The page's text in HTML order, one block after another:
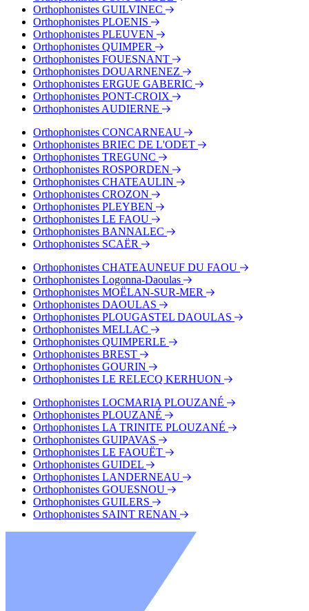
Orthophonistes GUILVINEC
Orthophonistes PLOENIS
Orthophonistes PLEUVEN
Orthophonistes QUIMPER
Orthophonistes FOUESNANT
Orthophonistes DOUARNENEZ
Orthophonistes ERGUE GABERIC
Orthophonistes PONT-CROIX
Orthophonistes AUDIERNE
Orthophonistes CONCARNEAU
Orthophonistes BRIEC DE L'ODET
Orthophonistes TREGUNC
Orthophonistes ROSPORDEN
Orthophonistes CHATEAULIN
Orthophonistes CROZON
Orthophonistes PLEYBEN
Orthophonistes LE FAOU
Orthophonistes BANNALEC
Orthophonistes SCAËR
Orthophonistes CHATEAUNEUF DU FAOU
Orthophonistes Logonna-Daoulas
Orthophonistes MOËLAN-SUR-MER
Orthophonistes DAOULAS
Orthophonistes PLOUGASTEL DAOULAS
Orthophonistes MELLAC
Orthophonistes QUIMPERLE
Orthophonistes BREST
Orthophonistes GOURIN
Orthophonistes LE RELECQ KERHUON
Orthophonistes LOCMARIA PLOUZANÉ
Orthophonistes PLOUZANÉ
Orthophonistes LA TRINITE PLOUZANÉ
Orthophonistes GUIPAVAS
Orthophonistes LE FAOUËT
Orthophonistes GUIDEL
Orthophonistes LANDERNEAU
Orthophonistes GOUESNOU
Orthophonistes GUILERS
Orthophonistes SAINT RENAN